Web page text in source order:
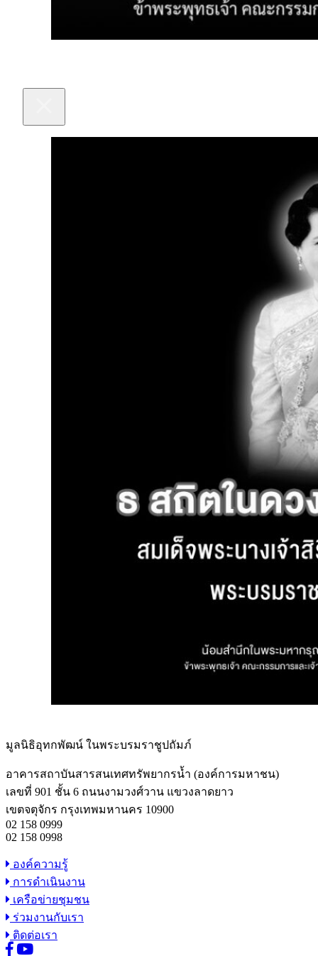
มูลนิธิอุทกพัฒน์ ในพระบรมราชูปถัมภ์
อาคารสถาบันสารสนเทศทรัพยากรน้ำ (องค์การมหาชน)
เลขที่ 901 ชั้น 6 ถนนงามวงศ์วาน แขวงลาดยาว
เขตจตุจักร กรุงเทพมหานคร 10900
02 158 0999
02 158 0998
องค์ความรู้
การดำเนินงาน
เครือข่ายชุมชน
ร่วมงานกับเรา
ติดต่อเรา